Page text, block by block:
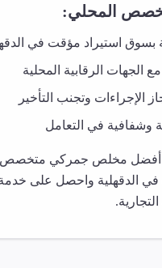
المحلي:
بسوق استيراد مؤقت في
الجهات الرقابية المحلية
الإجراءات وتجنب التأخير
وشفافية في التعامل
أفضل مخلص جمركي
في الدقهلية واحصل على خدمة